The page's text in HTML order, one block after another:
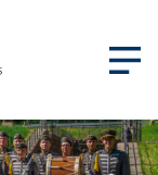
ÖPPNA